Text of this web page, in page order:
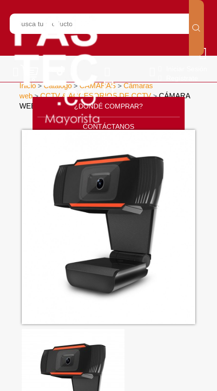
¿DONDÉ COMPRAR?
CONTÁCTANOS
CÁTALOGO
INICIO
Inicio > Catálogo > CÁMARAS > Cámaras
web>CCTV & ACCESORIOS DE CCTV>CÁMARA
WEB 720P
>